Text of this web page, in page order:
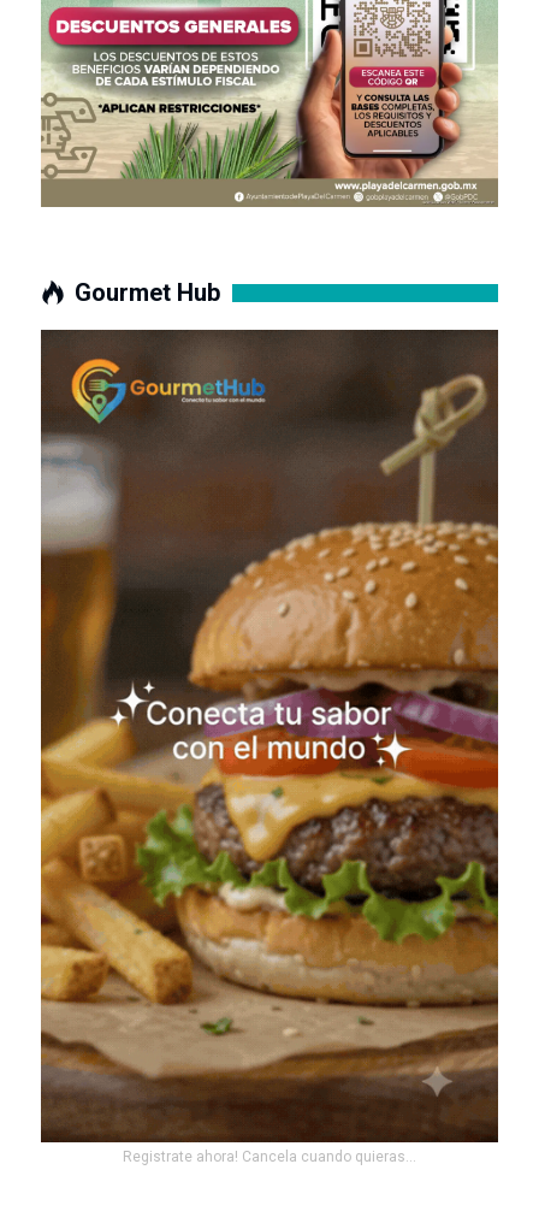
Gourmet Hub
Registrate ahora! Cancela cuando quieras...